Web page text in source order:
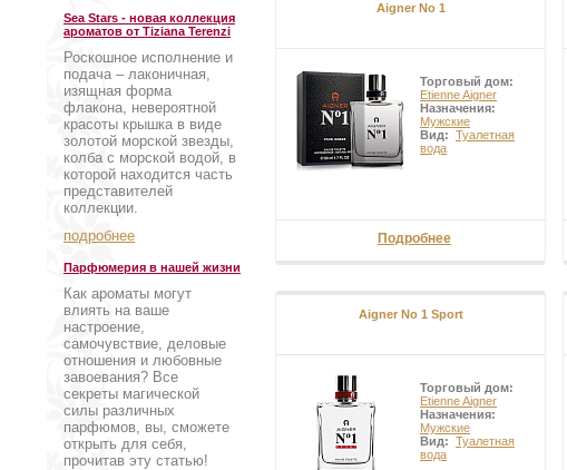
Sea Stars - новая коллекция
ароматов от Tiziana Terenzi
Роскошное исполнение и
подача – лаконичная,
изящная форма
флакона, невероятной
красоты крышка в виде
золотой морской звезды,
колба с морской водой, в
которой находится часть
представителей
коллекции.
подробнее
Парфюмерия в нашей жизни
Как ароматы могут
влиять на ваше
настроение,
самочувствие, деловые
отношения и любовные
завоевания? Все
секреты магической
силы различных
парфюмов, вы, сможете
открыть для себя,
прочитав эту статью!
Aigner No 1
Торговый дом:
Etienne Aigner
Назначения:
Мужские
Вид: Туалетная
вода
Подробнее
Aigner No 1 Sport
Торговый дом:
Etienne Aigner
Назначения:
Мужские
Вид: Туалетная
вода